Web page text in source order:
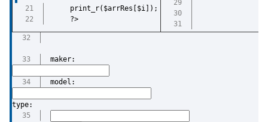
    print_r($arrRes[$i]);
    ?>
maker:
model:
type: